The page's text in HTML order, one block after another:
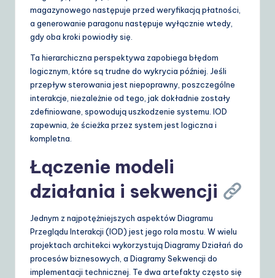
magazynowego następuje przed weryfikacją płatności,
a generowanie paragonu następuje wyłącznie wtedy,
gdy oba kroki powiodły się.
Ta hierarchiczna perspektywa zapobiega błędom
logicznym, które są trudne do wykrycia później. Jeśli
przepływ sterowania jest niepoprawny, poszczególne
interakcje, niezależnie od tego, jak dokładnie zostały
zdefiniowane, spowodują uszkodzenie systemu. IOD
zapewnia, że ścieżka przez system jest logiczna i
kompletna.
Łączenie modeli
działania i sekwencji
Jednym z najpotężniejszych aspektów Diagramu
Przeglądu Interakcji (IOD) jest jego rola mostu. W wielu
projektach architekci wykorzystują Diagramy Działań do
procesów biznesowych, a Diagramy Sekwencji do
implementacji technicznej. Te dwa artefakty często się